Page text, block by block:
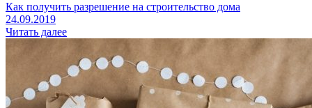
Как получить разрешение на строительство дома
24.09.2019
Читать далее